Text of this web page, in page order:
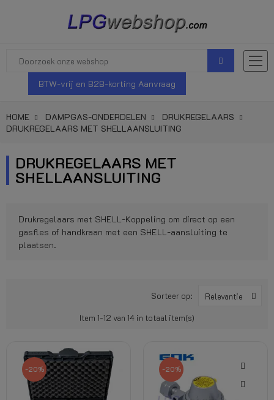
BTW-vrij en B2B-korting Aanvraag
HOME DAMPGAS-ONDERDELEN
DRUKREGELAARS
DRUKREGELAARS MET SHELLAANSLUITING
DRUKREGELAARS MET
SHELLAANSLUITING
Drukregelaars met SHELL-Koppeling om direct op een
gasfles of handkraan met een SHELL-aansluiting te
plaatsen.
Sorteer op: Relevantie
Item 1-12 van 14 in totaal item(s)
-20% -20%